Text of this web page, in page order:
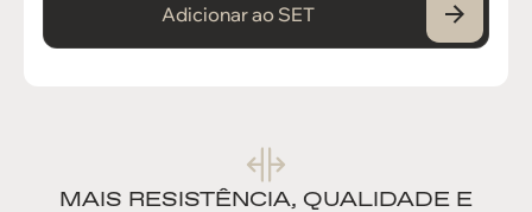
Adicionar ao SET
MAIS RESISTÊNCIA, QUALIDADE E